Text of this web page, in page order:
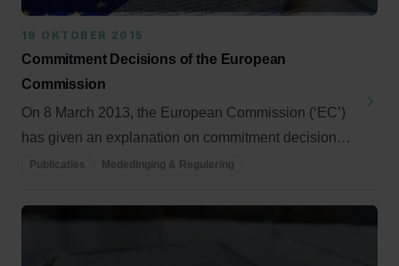
19 OKTOBER 2015
Commitment Decisions of the European
Commission
On 8 March 2013, the European Commission (‘EC’)
has given an explanation on commitment decisions
in ...
Publicaties Mededinging & Regulering